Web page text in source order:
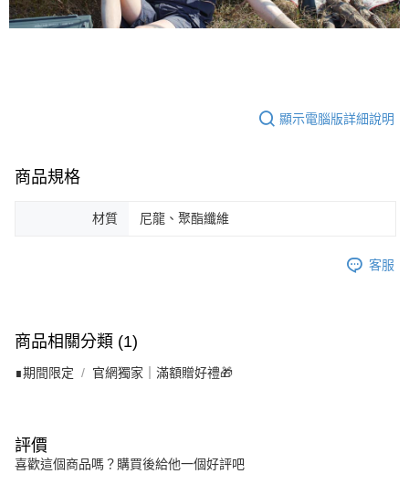
顯示電腦版詳細說明
商品規格
材質 尼龍、聚酯纖維
客服
商品相關分類 (1)
∎期間限定 官網獨家｜滿額贈好禮🎁
評價
喜歡這個商品嗎？購買後給他一個好評吧